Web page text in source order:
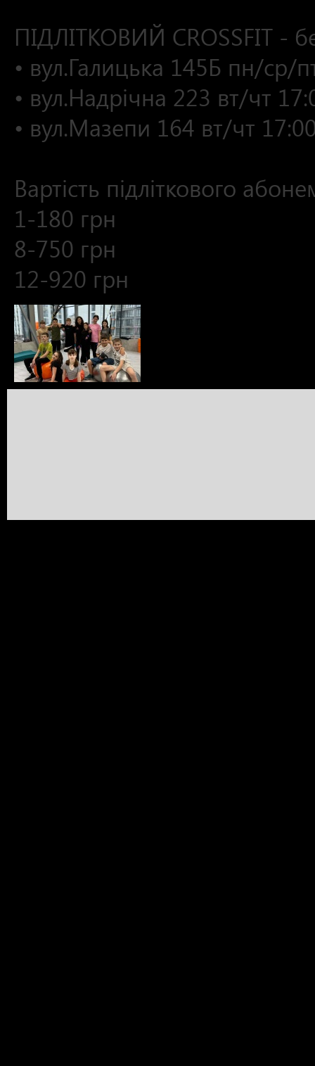
ПІДЛІТКОВИЙ CROSSFIT -
• вул.Галицька 145Б пн/ср/
• вул.Надрічна 223 вт/чт
• вул.Мазепи 164 вт/чт
Вартість підліткового
1-180 грн
8-750 грн
12-920 грн
Отримання кредиту для пенсіонерів у традиційних банках часто
позичальників. Багато фінансових установ не поспішають
залучення поручителів. Проте сучасні кредитні сервіси
оформлення максимально простий: заявку можна подати онлайн
автоматично, а кошти миттєво зараховуються на картку. Такий
тяганини, а зручні умови погашення роблять виплати